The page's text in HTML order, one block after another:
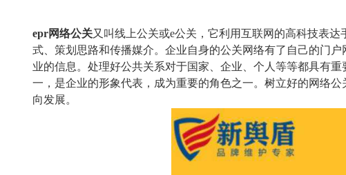
epr网络公关又叫线上公关或e公关，它利用互联网的高科技表
式、策划思路和传播媒介。企业自身的公关网络有了自己的门
业的信息。处理好公共关系对于国家、企业、个人等等都具有
一，是企业的形象代表，成为重要的角色之一。树立好的网络
向发展。